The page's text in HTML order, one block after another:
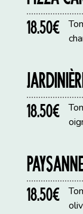
18.50€
18.50€
18.50€